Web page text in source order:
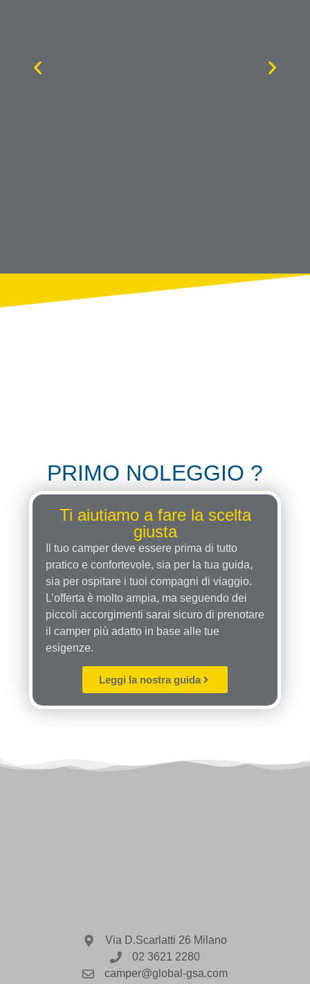
PRIMO NOLEGGIO ?
Ti aiutiamo a fare la scelta
giusta
Il tuo camper deve essere prima di tutto
pratico e confortevole, sia per la tua guida,
sia per ospitare i tuoi compagni di viaggio.
L’offerta è molto ampia, ma seguendo dei
piccoli accorgimenti sarai sicuro di prenotare
il camper più adatto in base alle tue
esigenze.
Leggi la nostra guida
Via D.Scarlatti 26 Milano
02 3621 2280
camper@global-gsa.com